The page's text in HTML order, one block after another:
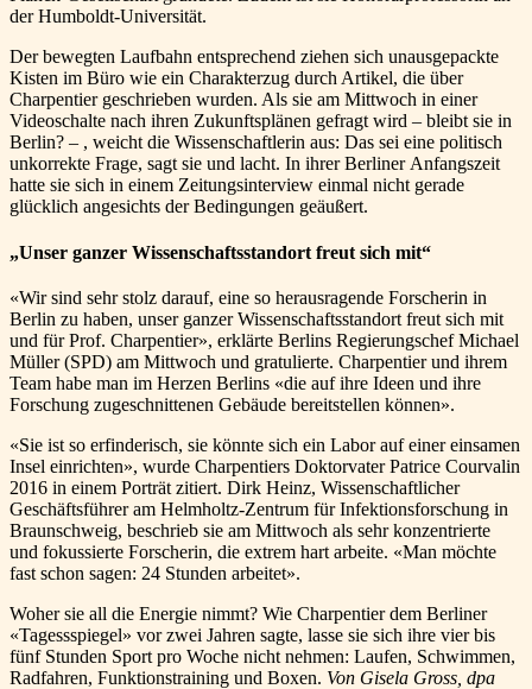
der Humboldt-Universität.
Der bewegten Laufbahn entsprechend ziehen sich unausgepackte
Kisten im Büro wie ein Charakterzug durch Artikel, die über
Charpentier geschrieben wurden. Als sie am Mittwoch in einer
Videoschalte nach ihren Zukunftsplänen gefragt wird – bleibt sie in
Berlin? – , weicht die Wissenschaftlerin aus: Das sei eine politisch
unkorrekte Frage, sagt sie und lacht. In ihrer Berliner Anfangszeit
hatte sie sich in einem Zeitungsinterview einmal nicht gerade
glücklich angesichts der Bedingungen geäußert.
„Unser ganzer Wissenschaftsstandort freut sich mit“
«Wir sind sehr stolz darauf, eine so herausragende Forscherin in
Berlin zu haben, unser ganzer Wissenschaftsstandort freut sich mit
und für Prof. Charpentier», erklärte Berlins Regierungschef Michael
Müller (SPD) am Mittwoch und gratulierte. Charpentier und ihrem
Team habe man im Herzen Berlins «die auf ihre Ideen und ihre
Forschung zugeschnittenen Gebäude bereitstellen können».
«Sie ist so erfinderisch, sie könnte sich ein Labor auf einer einsamen
Insel einrichten», wurde Charpentiers Doktorvater Patrice Courvalin
2016 in einem Porträt zitiert. Dirk Heinz, Wissenschaftlicher
Geschäftsführer am Helmholtz-Zentrum für Infektionsforschung in
Braunschweig, beschrieb sie am Mittwoch als sehr konzentrierte
und fokussierte Forscherin, die extrem hart arbeite. «Man möchte
fast schon sagen: 24 Stunden arbeitet».
Woher sie all die Energie nimmt? Wie Charpentier dem Berliner
«Tagessspiegel» vor zwei Jahren sagte, lasse sie sich ihre vier bis
fünf Stunden Sport pro Woche nicht nehmen: Laufen, Schwimmen,
Radfahren, Funktionstraining und Boxen. Von Gisela Gross, dpa